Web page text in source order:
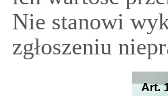
Nie stanowi
zgłoszeniu
Art.